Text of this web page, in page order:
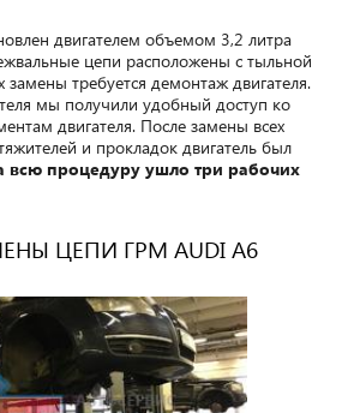
двигателем объемом 3,2 литра
цепи расположены с тыльной
замены требуется демонтаж двигателя.
мы получили удобный доступ ко
двигателя. После замены всех
и прокладок двигатель был
всю процедуру ушло три рабочих
ЦЕПИ ГРМ AUDI A6